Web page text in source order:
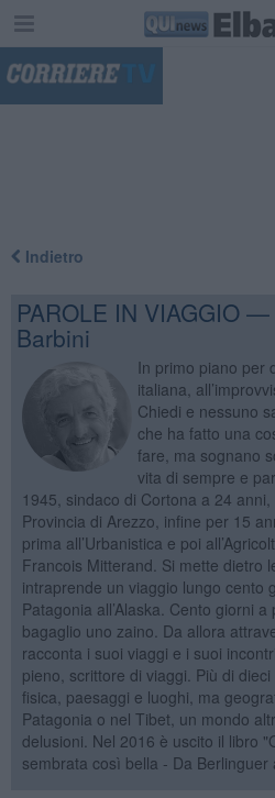
Indietro
PAROLE IN VIAGGIO
Barbini
In primo piano per
italiana,
Chiedi e nessuno
che ha fatto una
fare, ma sognano
vita di sempre e
1945, sindaco di Cortona a 24
Provincia di Arezzo, infine per 15
prima all’Urbanistica e poi
Francois Mitterand. Si mette dietro
intraprende un viaggio lungo cento
Patagonia all’Alaska. Cento giorni
bagaglio uno zaino. Da allora
racconta i suoi viaggi e i suoi
pieno, scrittore di viaggi. Più di
fisica, paesaggi e luoghi, ma
Patagonia o nel Tibet, un mondo
delusioni. Nel 2016 è uscito il libro
sembrata così bella - Da Berlinguer